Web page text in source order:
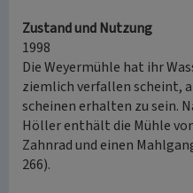
Zustand und Nutzung
1998
Die Weyermühle hat ihr
ziemlich verfallen scheint,
scheinen erhalten zu sein.
Höller enthält die Mühle
Zahnrad und einen
266).